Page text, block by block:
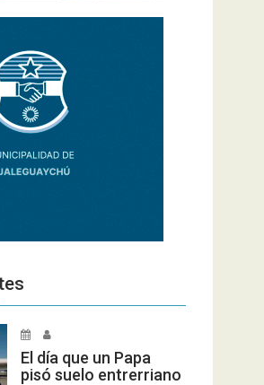
El día que un Papa
pisó suelo entrerriano